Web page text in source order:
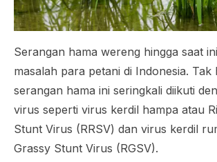
Serangan hama wereng hingga saat
masalah para petani di Indonesia. Tak
serangan hama ini seringkali diikuti
virus seperti virus kerdil hampa atau
Stunt Virus (RRSV) dan virus kerdil
Grassy Stunt Virus (RGSV).